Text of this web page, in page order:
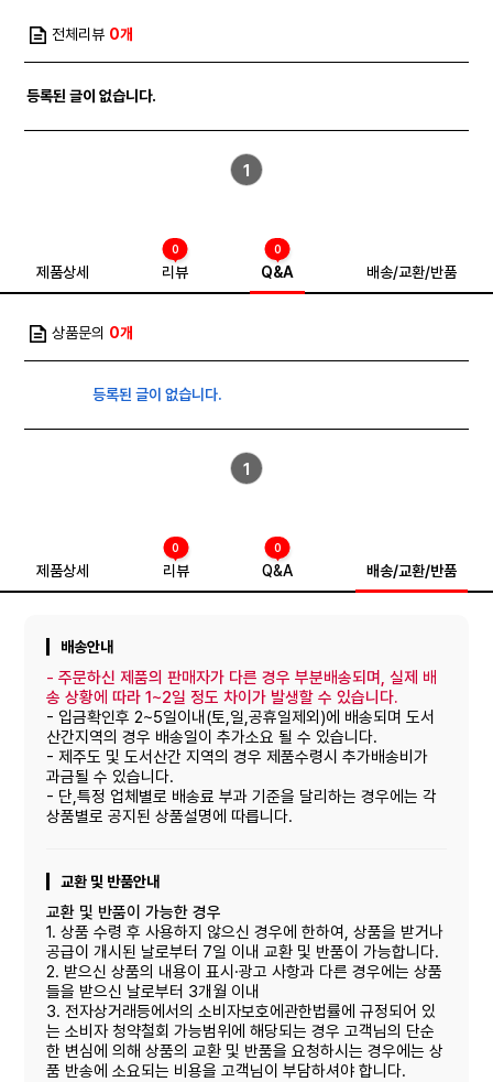
전체리뷰 0개
등록된 글이 없습니다.
1
제품상세 리뷰
0
Q&A
0
배송/교환/반품
상품문의 0개
등록된 글이 없습니다.
1
제품상세 리뷰
0
Q&A
0
배송/교환/반품
배송안내
-주문하신 제품의 판매자가 다른 경우 부분배송되며, 실제 배
송 상황에 따라 1~2일 정도 차이가 발생할 수 있습니다.
- 입금확인후 2~5일이내(토,일,공휴일제외)에 배송되며 도서
산간지역의 경우 배송일이 추가소요 될 수 있습니다.
- 제주도 및 도서산간 지역의 경우 제품수령시 추가배송비가
과금될 수 있습니다.
- 단,특정 업체별로 배송료 부과 기준을 달리하는 경우에는 각
상품별로 공지된 상품설명에 따릅니다.
교환 및 반품안내
교환 및 반품이 가능한 경우
1. 상품 수령 후 사용하지 않으신 경우에 한하여, 상품을 받거나
공급이 개시된 날로부터 7일 이내 교환 및 반품이 가능합니다.
2. 받으신 상품의 내용이 표시·광고 사항과 다른 경우에는 상품
들을 받으신 날로부터 3개월 이내
3. 전자상거래등에서의 소비자보호에관한법률에 규정되어 있
는 소비자 청약철회 가능범위에 해당되는 경우 고객님의 단순
한 변심에 의해 상품의 교환 및 반품을 요청하시는 경우에는 상
품 반송에 소요되는 비용을 고객님이 부담하셔야 합니다.